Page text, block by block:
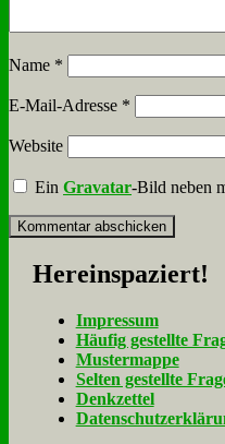
Name *
E-Mail-Adresse *
Website
EinGravatar-Bild neben
Her­ein­spa­ziert!
Im­pres­sum
Häu­fig ge­stell­te
Mu­ster­map­pe
Sel­ten ge­stell­te
Denk­zet­tel